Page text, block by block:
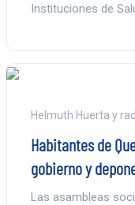
Instituciones de
Helmuth Huerta y
Habitantes de
gobierno y
Las asambleas